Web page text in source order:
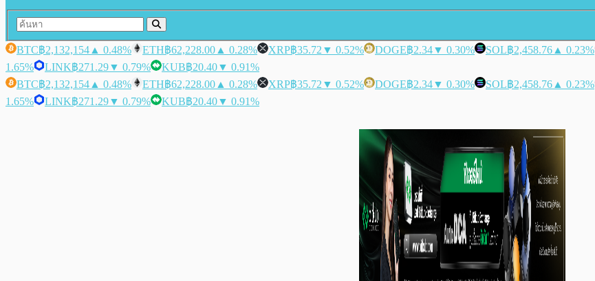
BTC฿2,132,154 ▲ 0.48% ETH฿62,228.00 ▲ 0.28% XRP฿35.72 ▼ 0.52% DOGE฿2.34▼ 0.30% SOL฿2,458.76 ▲ 0.23%
1.65%
LINK฿271.29▼ 0.79% KUB฿20.40▼ 0.91%
BTC฿2,132,154 ▲ 0.48% ETH฿62,228.00 ▲ 0.28% XRP฿35.72 ▼ 0.52% DOGE฿2.34▼ 0.30% SOL฿2,458.76 ▲ 0.23%
1.65%
LINK฿271.29▼ 0.79% KUB฿20.40▼ 0.91%